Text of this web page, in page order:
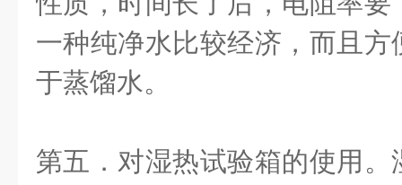
一种纯净水比较经济，而且
于蒸馏水。
第五．对湿热试验箱的使用